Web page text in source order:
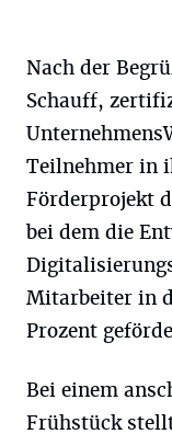
Nach der
Schauff,
Teilnehmer in
Förderprojekt
bei dem die
Mitarbeiter in
Prozent
Bei einem
Frühstück